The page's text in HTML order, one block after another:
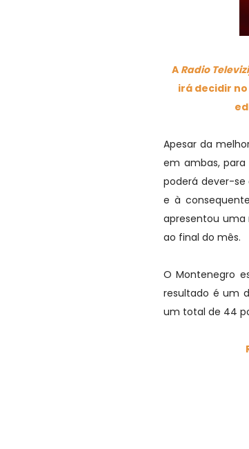
A Radio
irá decidir
Apesar da
em ambas, para
poderá dever-
e à
apresentou uma
ao final do mês.
O Montenegro
resultado é um
um total de 44